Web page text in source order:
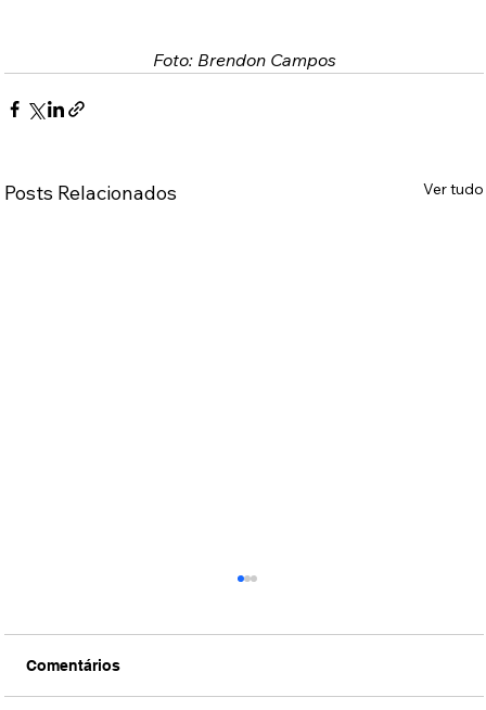
Foto: Brendon Campos
Posts Relacionados Ver tudo
Comentários